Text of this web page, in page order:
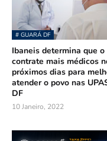
# GUARÁ DF
Ibaneis determina que o
contrate mais médicos
próximos dias para
atender o povo nas
DF
10 Janeiro, 2022